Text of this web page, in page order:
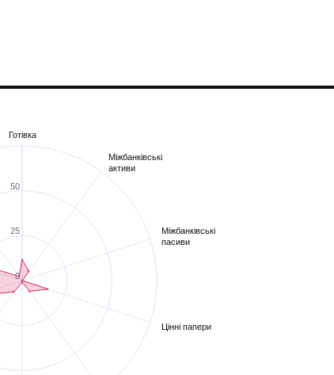
Готівка
Міжбанківські
активи
Міжбанківські
пасиви
Цінні папери
0
25
50